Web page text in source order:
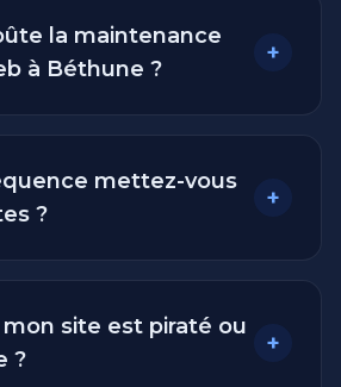
la maintenance
à Béthune ?
+
mettez-vous
?
+
mon site est piraté ou
?
+